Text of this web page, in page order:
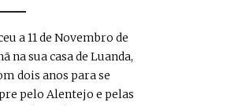
a 11 de Novembro de
na sua casa de Luanda,
dois anos para se
pelo Alentejo e pelas